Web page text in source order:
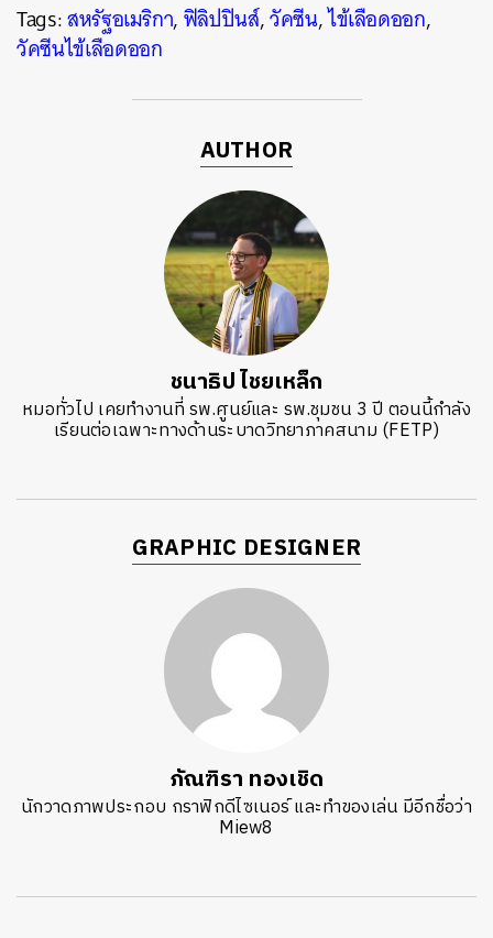
Tags:สหรัฐอเมริกา,ฟิลิปปินส์,วัคซีน,ไข้เลือดออก,
วัคซีนไข้เลือดออก
AUTHOR
ชนาธิป ไชยเหล็ก
หมอทั่วไป เคยทำงานที่ รพ.ศูนย์และ รพ.ชุมชน 3 ปี ตอนนี้กำลัง
เรียนต่อเฉพาะทางด้านระบาดวิทยาภาคสนาม (FETP)
GRAPHIC DESIGNER
ภัณฑิรา ทองเชิด
นักวาดภาพประกอบ กราฟิกดีไซเนอร์ และทำของเล่น มีอีกชื่อว่า
Miew8